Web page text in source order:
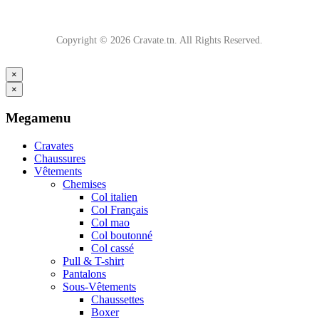
Copyright © 2026 Cravate.tn. All Rights Reserved.
×
×
Megamenu
Cravates
Chaussures
Vêtements
Chemises
Col italien
Col Français
Col mao
Col boutonné
Col cassé
Pull & T-shirt
Pantalons
Sous-Vêtements
Chaussettes
Boxer